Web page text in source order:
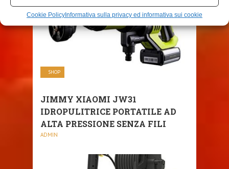
Cookie Policy Informativa sulla privacy ed informativa sui cookie
SHOP
JIMMY XIAOMI JW31
IDROPULITRICE PORTATILE AD
ALTA PRESSIONE SENZA FILI
ADMIN